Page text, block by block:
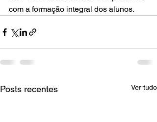
com a formação integral dos alunos.
Posts recentes Ver tudo